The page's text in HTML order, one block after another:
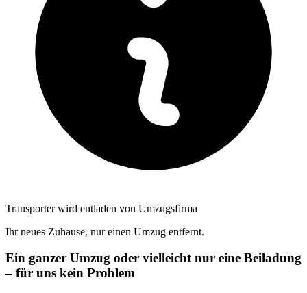
Transporter wird entladen von Umzugsfirma
Ihr neues Zuhause, nur einen Umzug entfernt.
Ein ganzer Umzug oder vielleicht nur eine Beiladung
– für uns kein Problem